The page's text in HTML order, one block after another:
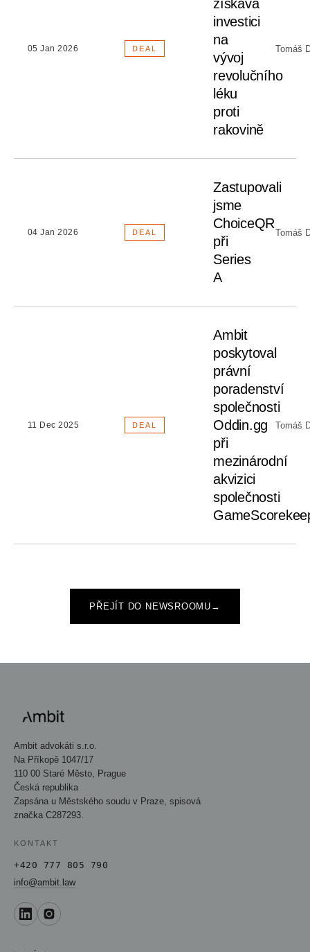
05 Jan 2026 DEAL
získává
investici
na
vývoj
revolučního
léku
proti
rakovině
Tomáš
04 Jan 2026 DEAL
Zastupovali
jsme
ChoiceQR
při
Series
A
Tomáš
11 Dec 2025 DEAL
Ambit
poskytoval
právní
poradenství
společnosti
Oddin.gg
při
mezinárodní
akvizici
společnosti
Tomáš
PŘEJÍT DO NEWSROOMU →
Ambit advokáti s.r.o.
Na Příkopě 1047/17
110 00 Staré Město, Prague
Česká republika
Zapsána u Městského soudu v Praze, spisová
značka C287293.
KONTAKT
+420 777 805 790
info@ambit.law